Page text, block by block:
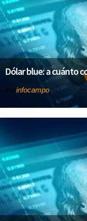
Dólar blue: a cuánto
Por infocampo